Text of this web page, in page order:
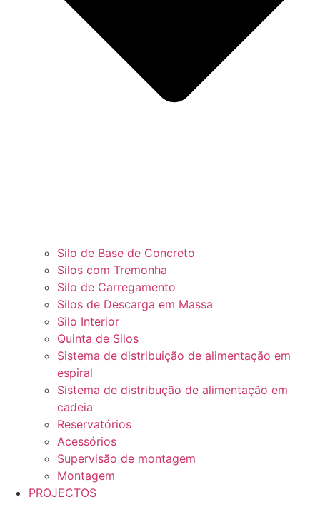
Silo de Base de Concreto
Silos com Tremonha
Silo de Carregamento
Silos de Descarga em Massa
Silo Interior
Quinta de Silos
Sistema de distribuição de alimentação em
espiral
Sistema de distribução de alimentação em
cadeia
Reservatórios
Acessórios
Supervisão de montagem
Montagem
PROJECTOS